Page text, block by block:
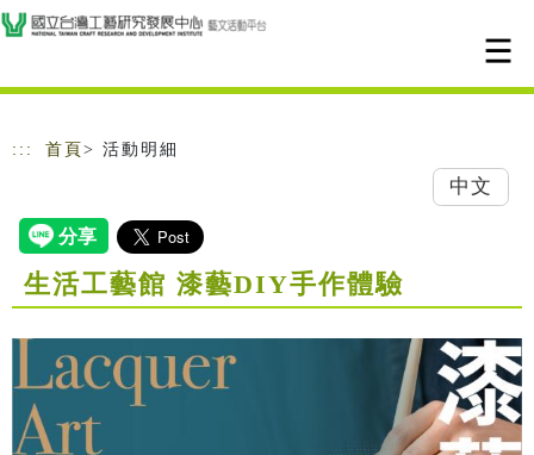
跳到主要內容
網站導覽
::: 首頁 > 活動明細
中文
生活工藝館 漆藝DIY手作體驗